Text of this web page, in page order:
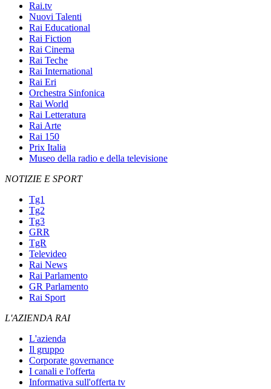
Rai.tv
Nuovi Talenti
Rai Educational
Rai Fiction
Rai Cinema
Rai Teche
Rai International
Rai Eri
Orchestra Sinfonica
Rai World
Rai Letteratura
Rai Arte
Rai 150
Prix Italia
Museo della radio e della televisione
NOTIZIE E SPORT
Tg1
Tg2
Tg3
GRR
TgR
Televideo
Rai News
Rai Parlamento
GR Parlamento
Rai Sport
L'AZIENDA RAI
L'azienda
Il gruppo
Corporate governance
I canali e l'offerta
Informativa sull'offerta tv